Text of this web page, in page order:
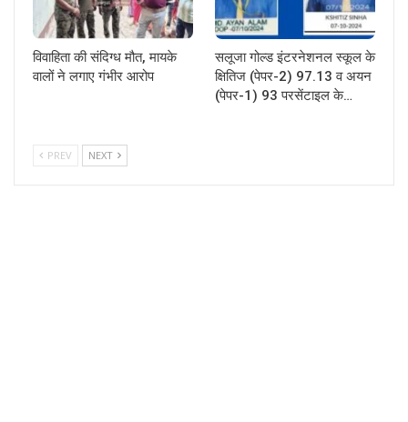
विवाहिता की संदिग्ध मौत, मायके
वालों ने लगाए गंभीर आरोप
सलूजा गोल्ड इंटरनेशनल स्कूल के
क्षितिज (पेपर-2) 97.13 व अयन
(पेपर-1) 93 परसेंटाइल के…
PREV NEXT